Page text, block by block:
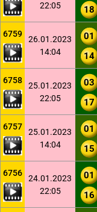
22:05
18
6759
26.01.2023
14:04
01
14
6758
25.01.2023
22:05
03
17
6757
25.01.2023
14:04
01
15
6756
24.01.2023
22:05
01
16